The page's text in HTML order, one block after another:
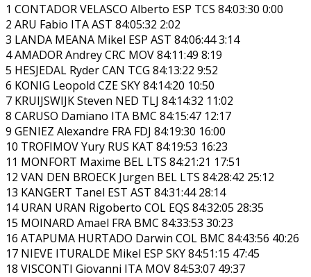
1 CONTADOR VELASCO Alberto ESP TCS 84:03:30 0:00
2 ARU Fabio ITA AST 84:05:32 2:02
3 LANDA MEANA Mikel ESP AST 84:06:44 3:14
4 AMADOR Andrey CRC MOV 84:11:49 8:19
5 HESJEDAL Ryder CAN TCG 84:13:22 9:52
6 KONIG Leopold CZE SKY 84:14:20 10:50
7 KRUIJSWIJK Steven NED TLJ 84:14:32 11:02
8 CARUSO Damiano ITA BMC 84:15:47 12:17
9 GENIEZ Alexandre FRA FDJ 84:19:30 16:00
10 TROFIMOV Yury RUS KAT 84:19:53 16:23
11 MONFORT Maxime BEL LTS 84:21:21 17:51
12 VAN DEN BROECK Jurgen BEL LTS 84:28:42 25:12
13 KANGERT Tanel EST AST 84:31:44 28:14
14 URAN URAN Rigoberto COL EQS 84:32:05 28:35
15 MOINARD Amael FRA BMC 84:33:53 30:23
16 ATAPUMA HURTADO Darwin COL BMC 84:43:56 40:26
17 NIEVE ITURALDE Mikel ESP SKY 84:51:15 47:45
18 VISCONTI Giovanni ITA MOV 84:53:07 49:37